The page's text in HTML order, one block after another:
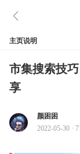
主页说明
市集搜索技
享
颜困困
2022-05-30 ·